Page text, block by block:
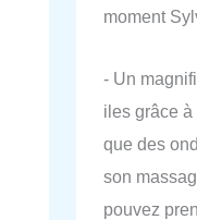
moment
- Un
iles grâce
que des
son
pouvez